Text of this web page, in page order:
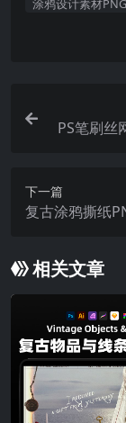
涂鸦设计素材PNG
PS笔刷丝
下一篇
复古涂鸦撕纸
相关文章